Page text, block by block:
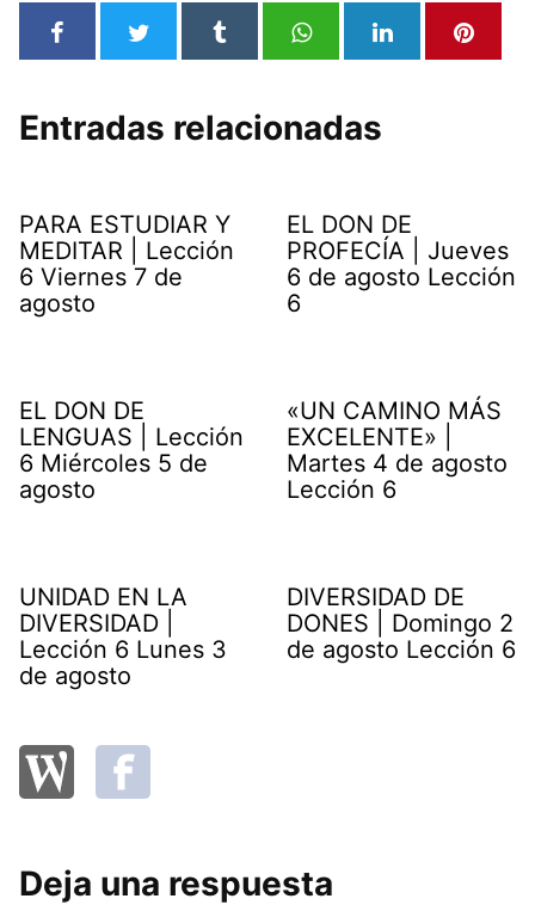
Entradas relacionadas
PARA ESTUDIAR Y
MEDITAR | Lección
6 Viernes 7 de
agosto
EL DON DE
PROFECÍA | Jueves
6 de agosto Lección
6
EL DON DE
LENGUAS | Lección
6 Miércoles 5 de
agosto
«UN CAMINO MÁS
EXCELENTE» |
Martes 4 de agosto
Lección 6
UNIDAD EN LA
DIVERSIDAD |
Lección 6 Lunes 3
de agosto
DIVERSIDAD DE
DONES | Domingo 2
de agosto Lección 6
Deja una respuesta